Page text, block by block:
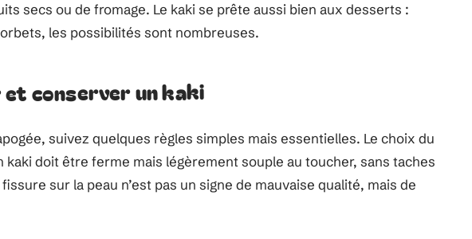
secs ou de fromage. Le kaki se prête aussi bien aux desserts :
les possibilités sont nombreuses.
conserver un kaki
suivez quelques règles simples mais essentielles. Le choix du
doit être ferme mais légèrement souple au toucher, sans taches
sur la peau n’est pas un signe de mauvaise qualité, mais de